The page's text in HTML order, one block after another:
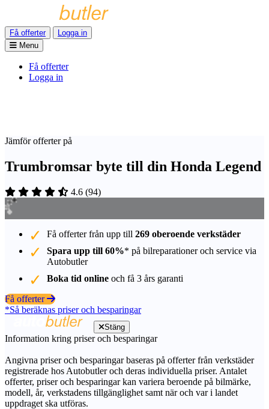
Få offerter
Logga in
Menu
Få offerter
Logga in
Jämför offerter på
Trumbromsar byte till din Honda Legend
4.6 (94)
Få offerter från upp till 269 oberoende verkstäder
Spara upp till 60%* på bilreparationer och service via
Autobutler
Boka tid online och få 3 års garanti
Få offerter
*Så beräknas priser och besparingar
Stäng
Information kring priser och besparingar
Angivna priser och besparingar baseras på offerter från verkstäder
registrerade hos Autobutler och deras individuella priser. Antalet
offerter, priser och besparingar kan variera beroende på bilmärke,
modell, år, verkstadens tillgänglighet samt när och var i landet
uppdraget ska utföras.